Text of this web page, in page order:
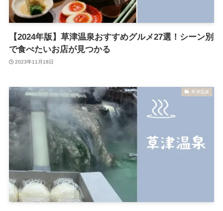
【2024年版】草津温泉おすすめグルメ27選！シーン別
で食べたいお店が見つかる
2023年11月18日
草津温泉